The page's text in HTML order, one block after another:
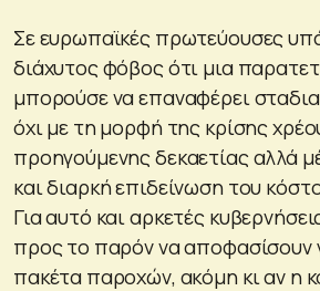
Σε ευρωπαϊκές πρωτεύουσες
διάχυτος φόβος ότι μια
μπορούσε να επαναφέρει
όχι με τη μορφή της κρίσης
προηγούμενης δεκαετίας αλλά
και διαρκή επιδείνωση του
Για αυτό και αρκετές
προς το παρόν να αποφασίσουν
πακέτα παροχών, ακόμη κι αν η